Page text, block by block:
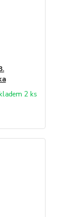
2 ks